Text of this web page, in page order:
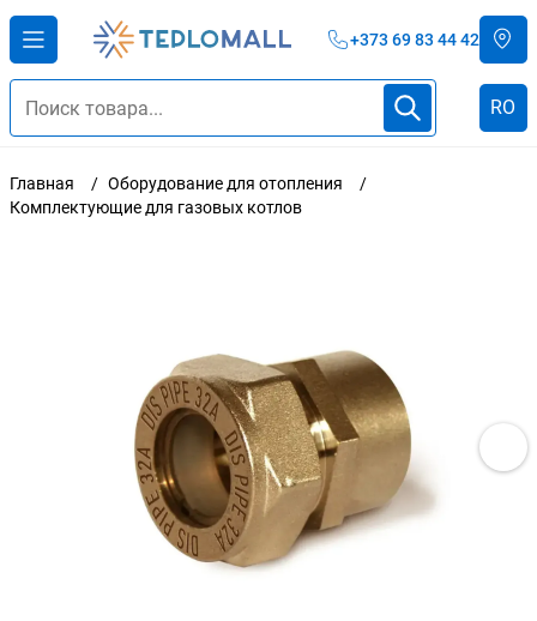
+373 69 83 44 42
RO
Главная
Оборудование для отопления
Комплектующие для газовых котлов